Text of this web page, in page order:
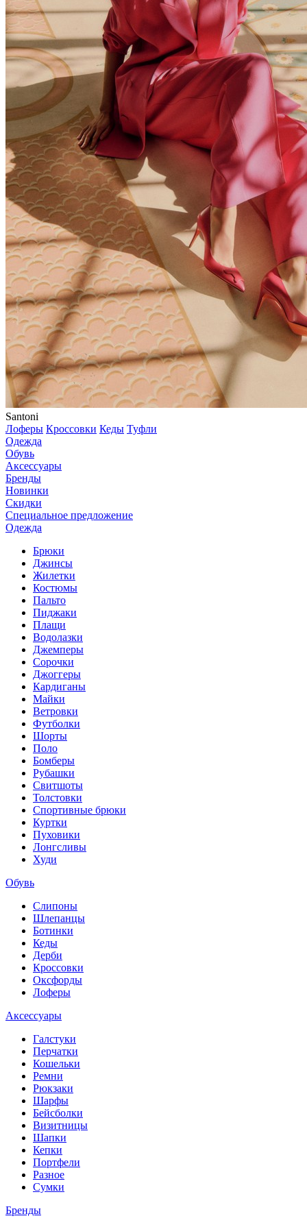
Santoni
Лоферы Кроссовки Кеды Туфли
Одежда
Обувь
Аксессуары
Бренды
Новинки
Скидки
Специальное предложение
Одежда
Брюки
Джинсы
Жилетки
Костюмы
Пальто
Пиджаки
Плащи
Водолазки
Джемперы
Сорочки
Джоггеры
Кардиганы
Майки
Ветровки
Футболки
Шорты
Поло
Бомберы
Рубашки
Свитшоты
Толстовки
Спортивные брюки
Куртки
Пуховики
Лонгсливы
Худи
Обувь
Слипоны
Шлепанцы
Ботинки
Кеды
Дерби
Кроссовки
Оксфорды
Лоферы
Аксессуары
Галстуки
Перчатки
Кошельки
Ремни
Рюкзаки
Шарфы
Бейсболки
Визитницы
Шапки
Кепки
Портфели
Разное
Сумки
Бренды